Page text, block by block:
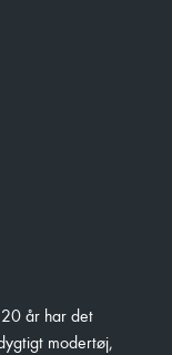
år har det
modertøj,